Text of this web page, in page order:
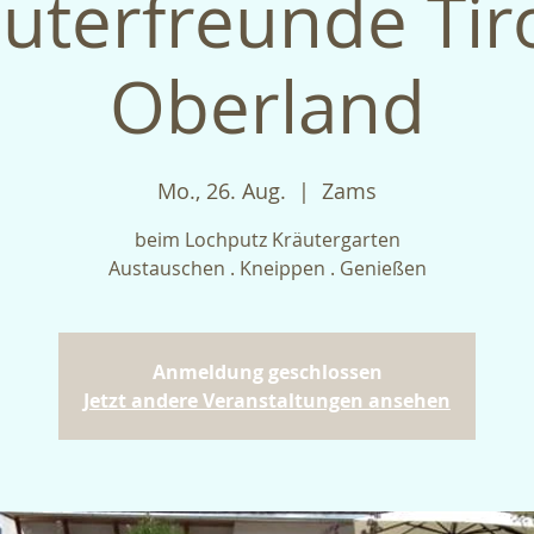
Oberland
Mo., 26. Aug.
  |
Zams
beim Lochputz Kräutergarten
Austauschen . Kneippen . Genießen
Anmeldung geschlossen
Jetzt andere Veranstaltungen ansehen